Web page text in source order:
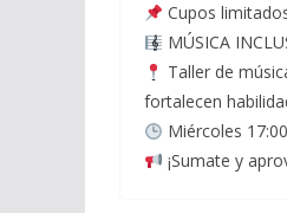
Cupos
MÚSICA
Taller de
fortalecen
Miércoles
¡Sumate y